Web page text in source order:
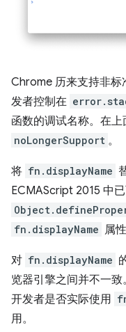
Chrome 历来支持非标
发者控制在
函数的调试名称。在上
noLongerSupport 。
将 fn.displayName
ECMAScript 2015 中
fn.displayName 属性
对 fn.displayName
览器引擎之间并不一
开发者是否实际使用
用。